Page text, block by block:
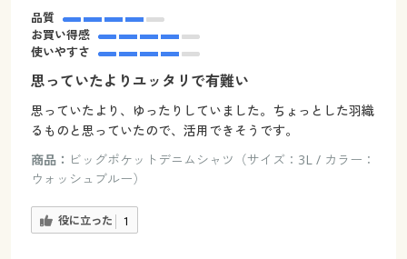
品質
お買い得感
使いやすさ
思っていたよりユッタリで有難い
思っていたより、ゆったりしていました。ちょっとした羽織
るものと思っていたので、活用できそうです。
商品： ビッグポケットデニムシャツ（サイズ：3L / カラー：
ウォッシュブルー）
役に立った 1